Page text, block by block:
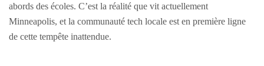
abords des écoles. C’est la réalité que vit actuellement
Minneapolis, et la communauté tech locale est en première ligne
de cette tempête inattendue.